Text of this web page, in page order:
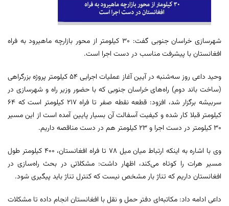
شهرسازی خراسان جنوبی گفت: ۳۰ کیلومتر از محور بازارچه ماهیرود به فراه
افغانستان با پیشرفت مناسب در دست اجرا است.
وحید داعی روز سه‌شنبه در آیین آغاز عملیات اجرایی ۵۴ کیلومتر پروژه بزرگراهی
(ساخت باند دوم) راه‌های خراسان جنوبی که با حضور وزیر راه و شهرسازی در
سربیشه برگزار شد، افزود: قطعه نقطه صفر تا فراه ۲۱۷ کیلومتر است که ۶۴
کیلومتر قبلا کار شده و کیفیت آسفالت آن بسیار پایین آمده است از این مسیر
۳۰ کیلومتر در دست اجرا و ۲۳ کیلومتر هم در دست مناقصه داریم.
وی با اشاره به اینکه ارتباط میان میل ۷۸ تا فراه افغانستان، ۴۰۰ کیلومتر طول
مسیر هرات را کوتاه می‌کند، اظهار داشت: مشکلاتی در بحث راه‌سازی در
افغانستان داریم که تناژ بار مشخص نیست که کنترل تناژ باید پیگیری شود.
داعی ادامه داد: مکاتبه‌ای دفتر حمل و نقل با افغانستان انجام داده تا مشکلات